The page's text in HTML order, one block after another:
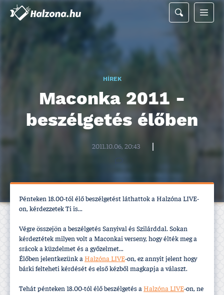
HÍREK
Maconka 2011 -
beszélgetés élőben
2011.10.06, 20:43
Pénteken 18.00-tól élő beszélgetést láthattok a Halzóna LIVE-
on, kérdezzetek Ti is...
Végre összejön a beszélgetés Sanyival és Szilárddal. Sokan
kérdeztétek milyen volt a Maconkai verseny, hogy élték meg a
srácok a küzdelmet és a győzelmet...
Élőben jelentkezünk a Halzóna LIVE-on, ez annyit jelent hogy
bárki felteheti kérdését és első kézből magkapja a választ.
Tehát pénteken 18.00-tól élő beszélgetés a Halzóna LIVE-on, ne